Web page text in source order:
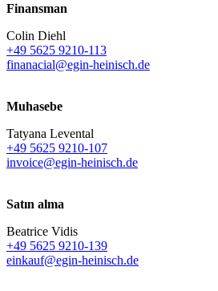
Finansman
Colin Diehl
+49 5625 9210-113
finanacial@egin-heinisch.de
Muhasebe
Tatyana Levental
+49 5625 9210-107
invoice@egin-heinisch.de
Satın alma
Beatrice Vidis
+49 5625 9210-139
einkauf@egin-heinisch.de